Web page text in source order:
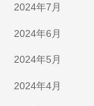
2024年7月
2024年6月
2024年5月
2024年4月